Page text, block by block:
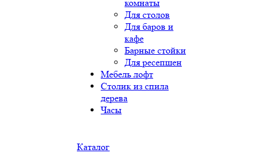
комнаты
Для столов
Для баров и
кафе
Барные стойки
Для ресепшен
Мебель лофт
Столик из спила
дерева
Часы
Каталог